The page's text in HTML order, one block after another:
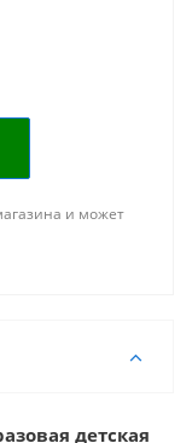
и может
детская